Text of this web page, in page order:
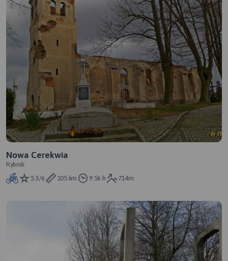
Nowa Cerekwia
Rybnik
5.3/6
105 km 9:56 h 714m